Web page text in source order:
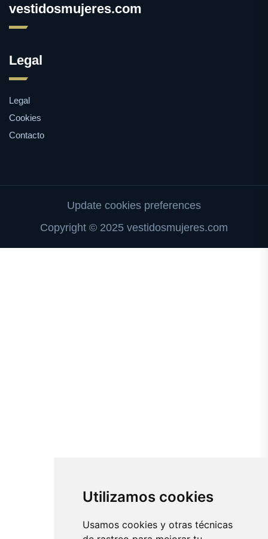
Utilizamos cookies
Usamos cookies y otras técnicas
vestidosmujeres.com
Legal
Legal
Cookies
Contacto
Update cookies preferences
Copyright © 2025 vestidosmujeres.com